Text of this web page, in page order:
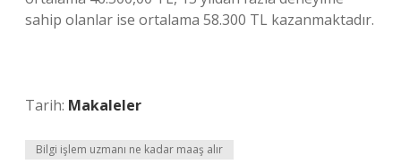
sahip olanlar ise ortalama 58.300 TL kazanmaktadır.
Tarih: Makaleler
Bilgi işlem uzmanı ne kadar maaş alır